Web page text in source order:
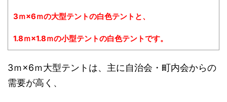
3ｍ×6ｍの大型テントの白色テントと、
1.8ｍ×1.8ｍの小型テントの白色テントです。
3ｍ×6ｍ大型テントは、主に自治会・町内会からの
需要が高く、